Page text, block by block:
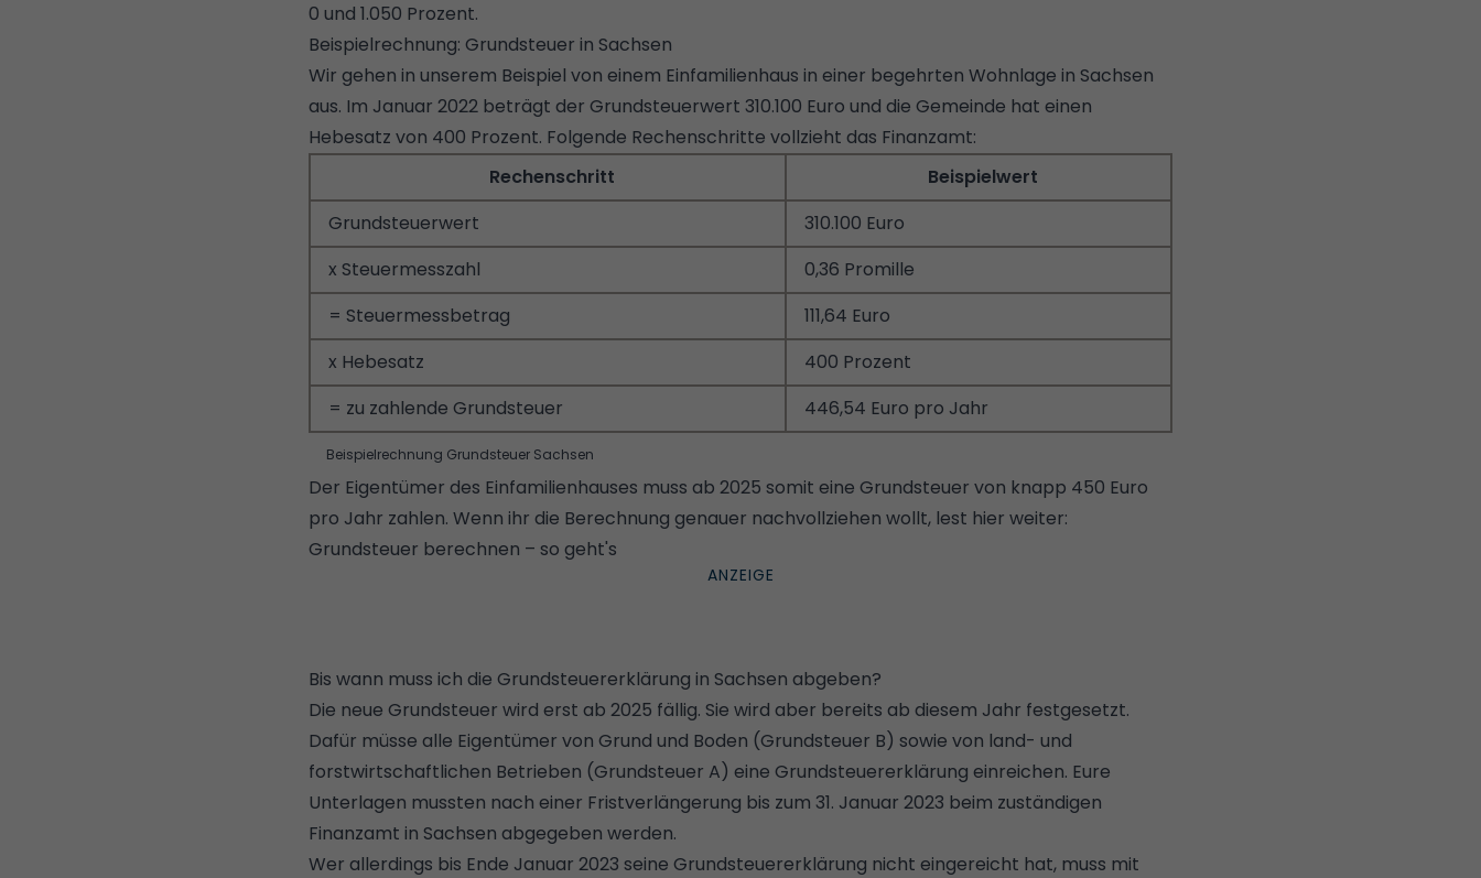
0 und 1.050 Prozent.
Beispielrechnung: Grundsteuer in Sachsen
Wir gehen in unserem Beispiel von einem Einfamilienhaus in einer begehrten Wohnlage in Sachsen
aus. Im Januar 2022 beträgt der Grundsteuerwert 310.100 Euro und die Gemeinde hat einen
Hebesatz von 400 Prozent. Folgende Rechenschritte vollzieht das Finanzamt:
Beispielrechnung Grundsteuer Sachsen
Rechenschritt
Beispielwert
Grundsteuerwert
310.100 Euro
x Steuermesszahl
0,36 Promille
= Steuermessbetrag
111,64 Euro
x Hebesatz
400 Prozent
= zu zahlende Grundsteuer
446,54 Euro pro Jahr
Der Eigentümer des Einfamilienhauses muss ab 2025 somit eine Grundsteuer von knapp 450 Euro
pro Jahr zahlen. Wenn ihr die Berechnung genauer nachvollziehen wollt, lest hier weiter:
Grundsteuer berechnen – so geht's
Bis wann muss ich die Grundsteuererklärung in Sachsen abgeben?
Die neue Grundsteuer wird erst ab 2025 fällig. Sie wird aber bereits ab diesem Jahr festgesetzt.
Dafür müsse alle Eigentümer von Grund und Boden (Grundsteuer B) sowie von land- und
forstwirtschaftlichen Betrieben (Grundsteuer A) eine Grundsteuererklärung einreichen. Eure
Unterlagen mussten nach einer Fristverlängerung bis zum 31. Januar 2023 beim zuständigen
Finanzamt in Sachsen abgegeben werden.
Wer allerdings bis Ende Januar 2023 seine Grundsteuererklärung nicht eingereicht hat, muss mit